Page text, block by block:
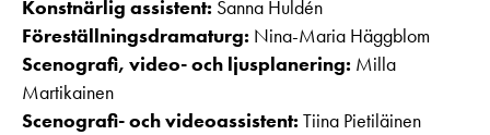
Konstnärlig assistent: Sanna Huldén
Föreställningsdramaturg: Nina-Maria Häggblom
Scenografi, video- och ljusplanering: Milla
Martikainen
Scenografi- och videoassistent: Tiina Pietiläinen